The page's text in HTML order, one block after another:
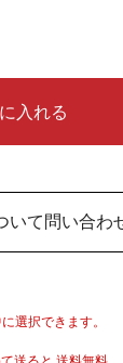
入れる
いて問い合わ
選択できます。